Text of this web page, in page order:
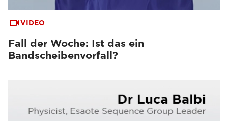
VIDEO
Fall der Woche: Ist das ein
Bandscheibenvorfall?